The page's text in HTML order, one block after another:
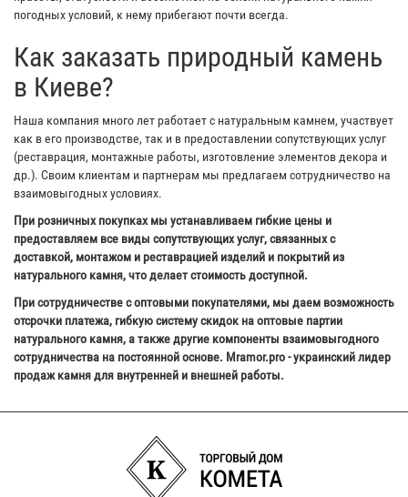
погодных условий, к нему прибегают почти всегда.
Как заказать природный камень
в Киеве?
Наша компания много лет работает с натуральным камнем, участвует
как в его производстве, так и в предоставлении сопутствующих услуг
(реставрация, монтажные работы, изготовление элементов декора и
др.). Своим клиентам и партнерам мы предлагаем сотрудничество на
взаимовыгодных условиях.
При розничных покупках мы устанавливаем гибкие цены и
предоставляем все виды сопутствующих услуг, связанных с
доставкой, монтажом и реставрацией изделий и покрытий из
натурального камня, что делает стоимость доступной.
При сотрудничестве с оптовыми покупателями, мы даем возможность
отсрочки платежа, гибкую систему скидок на оптовые партии
натурального камня, а также другие компоненты взаимовыгодного
сотрудничества на постоянной основе. Mramor.pro - украинский лидер
продаж камня для внутренней и внешней работы.